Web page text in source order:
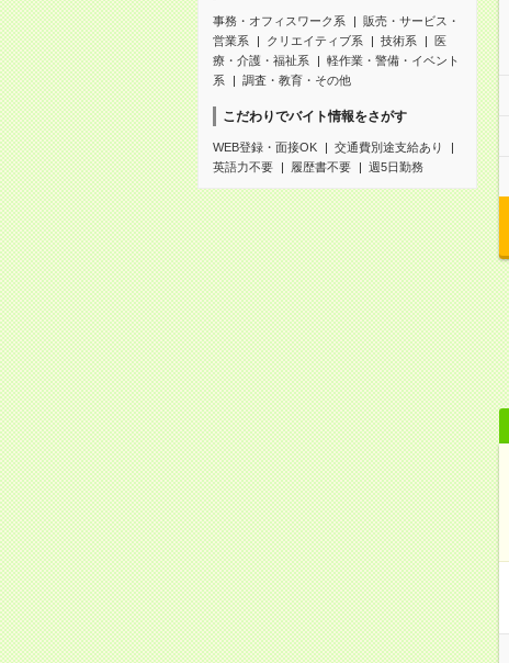
事務・オフィスワーク系
販売・サービス・
営業系
クリエイティブ系 技術系
医
療・介護・福祉系
軽作業・警備・イベント
系
調査・教育・その他
こだわりでバイト情報をさがす
WEB登録・面接OK
交通費別途支給あり
英語力不要
履歴書不要 週5日勤務